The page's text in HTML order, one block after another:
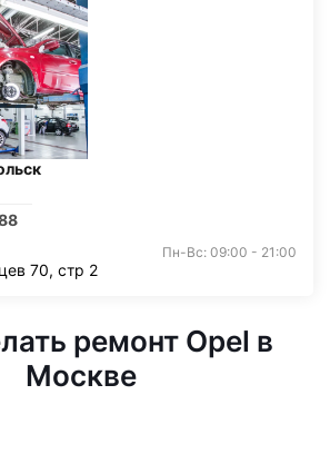
Пн-Вс: 09:00 - 21:00
70, стр 2
ремонт Opel в
Москве